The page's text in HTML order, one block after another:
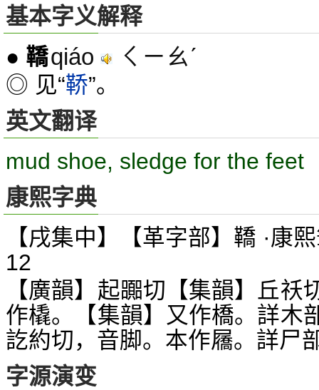
基本字义解释
● 鞽qiáo ㄑㄧㄠˊ
◎ 见“鞒”。
英文翻译
mud shoe, sledge for the feet
康熙字典
【戌集中】【革字部】鞽 ·康
12
【廣韻】起嚻切【集韻】丘祅
作橇。【集韻】又作橋。詳
訖約切，音脚。本作屩。詳尸
字源演变